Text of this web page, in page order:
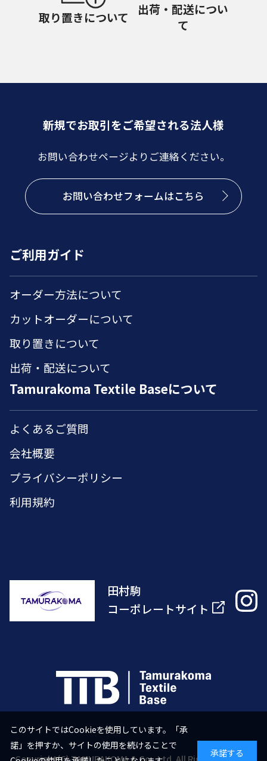
取り置きについて
出荷・配送につい
て
新規でお取引をご希望される法人様
お問い合わせページよりご連絡ください。
お問い合わせフォームはこちら
ご利用ガイド
オーダー方法について
カットオーダーについて
取り置きについて
出荷・配送について
Tamurakoma Textile Baseについて
よくあるご質問
会社概要
プライバシーポリシー
利用規約
田村駒
コーポレートサイト
Copyright(C) TAMURAKOMA & Co., Ltd. All Right Reserved.
このサイトではCookieを使用しています。「承
諾」を押すか、サイトの使用を続けることで
承諾する